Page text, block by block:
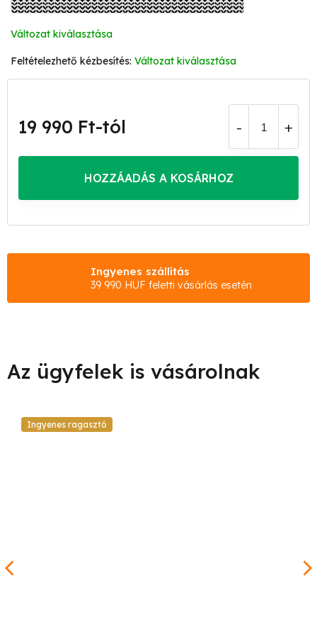
Változat kiválasztása
Változat kiválasztása
19 990 Ft-tól
HOZZÁADÁS A KOSÁRHOZ
Ingyenes szállítás
39 990 HUF feletti vásárlás esetén
Ingyenes ragasztó